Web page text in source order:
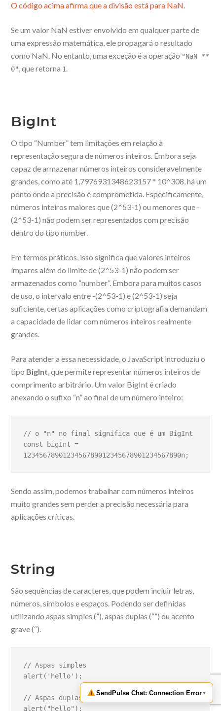
O código acima afirma que a divisão está para NaN.
Se um valor NaN estiver envolvido em qualquer parte de
uma expressão matemática, ele propagará o resultado
como NaN. No entanto, uma exceção é a operação "NaN **
0", que retorna 1.
BigInt
O tipo “Number” tem limitações em relação à
representação segura de números inteiros. Embora seja
capaz de armazenar números inteiros consideravelmente
grandes, como até 1,7976931348623157 * 10^308, há um
ponto onde a precisão é comprometida. Especificamente,
números inteiros maiores que (2^53-1) ou menores que -
(2^53-1) não podem ser representados com precisão
dentro do tipo number.
Em termos práticos, isso significa que valores inteiros
ímpares além do limite de (2^53-1) não podem ser
armazenados como “number”. Embora para muitos casos
de uso, o intervalo entre -(2^53-1) e (2^53-1) seja
suficiente, certas aplicações como criptografia demandam
a capacidade de lidar com números inteiros realmente
grandes.
Para atender a essa necessidade, o JavaScript introduziu o
tipo BigInt, que permite representar números inteiros de
comprimento arbitrário. Um valor BigInt é criado
anexando o sufixo “n” ao final de um número inteiro:
// o "n" no final significa que é um BigInt
const bigInt =
1234567890123456789012345678901234567890n;
Sendo assim, podemos trabalhar com números inteiros
muito grandes sem perder a precisão necessária para
aplicações críticas.
String
São sequências de caracteres, que podem incluir letras,
números, símbolos e espaços. Podendo ser definidas
utilizando aspas simples (”), aspas duplas (“”) ou acento
grave (“).
// Aspas simples
alert('hello');
// Aspas duplas
alert("hello");